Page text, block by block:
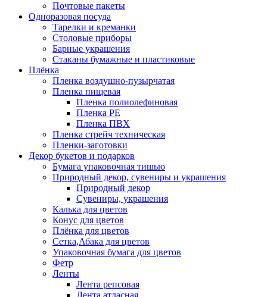
Почтовые пакеты
Одноразовая посуда
Тарелки и креманки
Столовые приборы
Барные украшения
Стаканы бумажные и пластиковые
Плёнка
Пленка воздушно-пузырчатая
Пленка пищевая
Пленка полиолефиновая
Пленка PE
Пленка ПВХ
Пленка стрейч техническая
Пленки-заготовки
Декор букетов и подарков
Бумага упаковочная тишью
Природный декор, сувениры и украшения
Природный декор
Сувениры, украшения
Калька для цветов
Конус для цветов
Плёнка для цветов
Сетка,Абака для цветов
Упаковочная бумага для цветов
Фетр
Ленты
Лента репсовая
Лента атласная